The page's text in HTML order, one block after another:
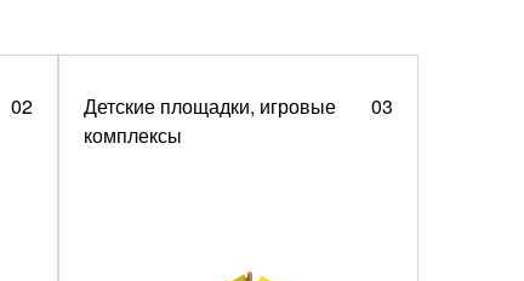
02
Детские площадки, игровые
комплексы
03